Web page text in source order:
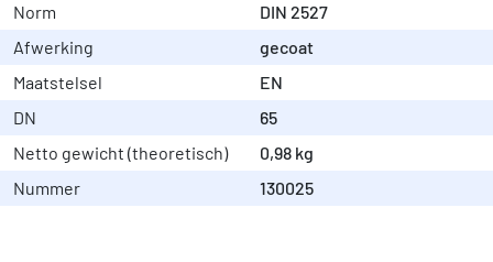
Norm
DIN 2527
Afwerking
gecoat
Maatstelsel
EN
DN
65
Netto gewicht (theoretisch)
0,98 kg
Nummer
130025